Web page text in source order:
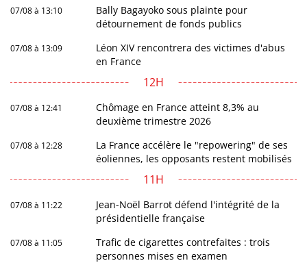
07/08 à 13:10
Bally Bagayoko sous plainte pour
détournement de fonds publics
07/08 à 13:09
Léon XIV rencontrera des victimes d'abus
en France
12H
07/08 à 12:41
Chômage en France atteint 8,3% au
deuxième trimestre 2026
07/08 à 12:28
La France accélère le "repowering" de ses
éoliennes, les opposants restent mobilisés
11H
07/08 à 11:22
Jean-Noël Barrot défend l'intégrité de la
présidentielle française
07/08 à 11:05
Trafic de cigarettes contrefaites : trois
personnes mises en examen